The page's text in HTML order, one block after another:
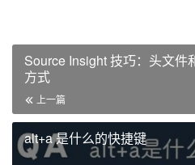
Source Insight 技巧：头文件
方式
上一篇
alt+a 是什么的快捷键